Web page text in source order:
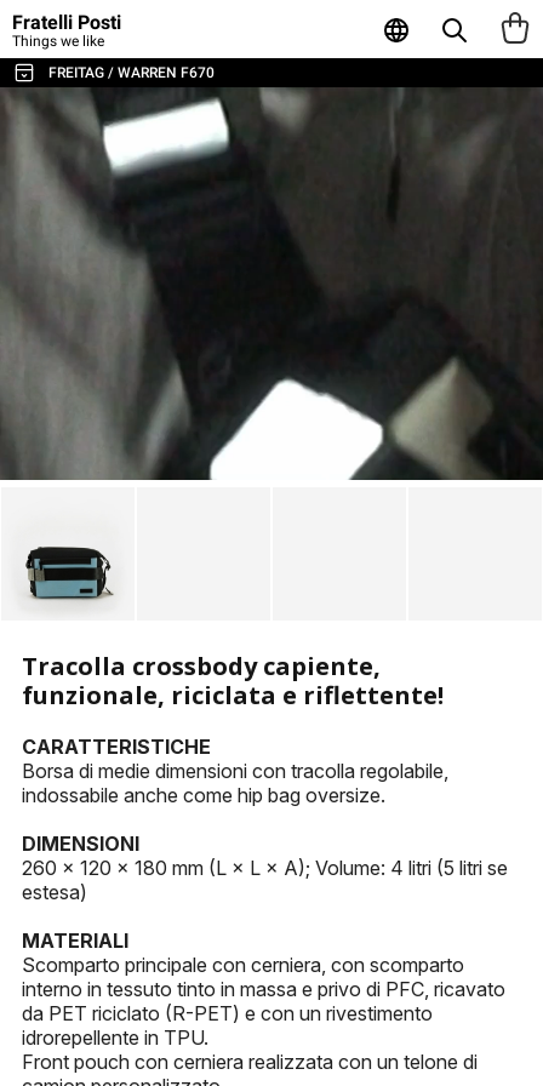
Fratelli Posti
Things we like
FREITAG / WARREN F670
TUTTE LE BORSE E GLI ACCESSORI
BORSE A TRACOLLA E MESSENGER
ZAINI
SPORT E VIAGGI
PORTAFOGLI E PORTACARTE
POUCH E CONTENITORI
CUSTODIE PER LAPTOP
PORTACHIAVI
ALTRI ACCESSORI
Tracolla crossbody capiente,
funzionale, riciclata e riflettente!
CARATTERISTICHE
Borsa di medie dimensioni con tracolla regolabile,
indossabile anche come hip bag oversize.
DIMENSIONI
260 × 120 × 180 mm (L × L × A); Volume: 4 litri (5 litri se
estesa)
MATERIALI
Scomparto principale con cerniera, con scomparto
interno in tessuto tinto in massa e privo di PFC, ricavato
da PET riciclato (R-PET) e con un rivestimento
idrorepellente in TPU.
Front pouch con cerniera realizzata con un telone di